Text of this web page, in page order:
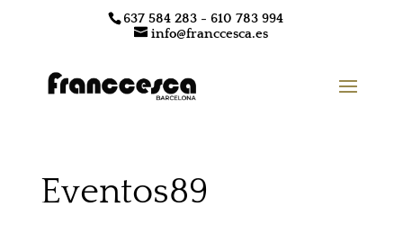
637 584 283 - 610 783 994
info@franccesca.es
Eventos89